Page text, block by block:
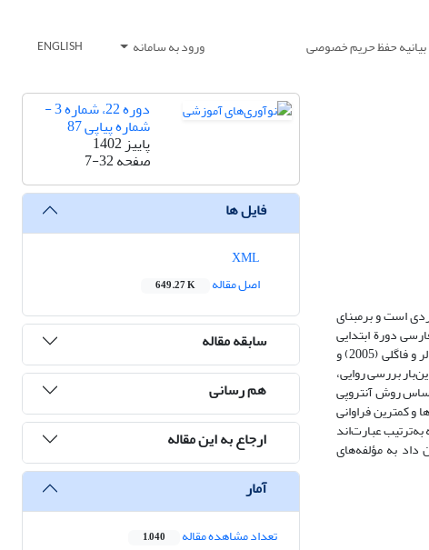
بیانیه حفظ حریم خصوصی ورود به سامانه ENGLISH
است و برمبنای
دورة ابتدایی
(درمجموع 721 صفحه) چاپ شده در سال 1399 است. در این تحقیق، از ابزارهای کتاب‌های فارسی دورة ابتدایی، مؤلفه‌های هشت‌گانة آموزش سپاسگزاری آدلر و فاگلی (2005) و
بررسی روایی،
شد. تجزیه‌وتحلیل داده‌ها براساس روش آنتروپی
و کمترین فراوانی
عبارت‌اند
داد به مؤلفه‌های
دوره 22، شماره 3 -
شماره پیاپی 87
پاییز 1402
صفحه7-32
فایل ها
اصل مقاله
649.27 K
سابقه مقاله
هم رسانی
ارجاع به این مقاله
آمار
تعداد مشاهده مقاله 1,040